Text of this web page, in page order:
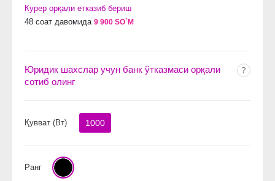
Курер орқали етказиб бериш
48 соат давомида 9 900 SO`M
Юридик шахслар учун банк ўтказмаси орқали
сотиб олинг
Қувват (Вт) 1000
Ранг